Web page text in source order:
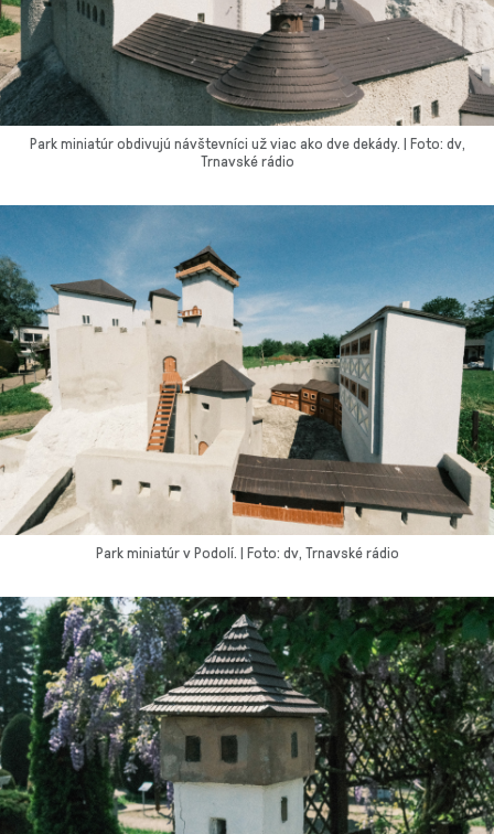
Park miniatúr obdivujú návštevníci už viac ako dve dekády. | Foto: dv,
Trnavské rádio
Park miniatúr v Podolí. | Foto: dv, Trnavské rádio